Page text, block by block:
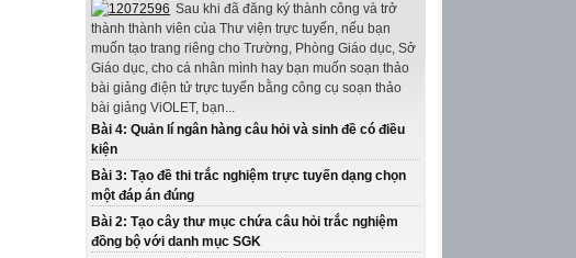
Sau khi đã đăng ký thành công và trở
thành thành viên của Thư viện trực tuyến, nếu bạn
muốn tạo trang riêng cho Trường, Phòng Giáo dục, Sở
Giáo dục, cho cá nhân mình hay bạn muốn soạn thảo
bài giảng điện tử trực tuyến bằng công cụ soạn thảo
bài giảng ViOLET, bạn...
Bài 4: Quản lí ngân hàng câu hỏi và sinh đề có điều
kiện
Bài 3: Tạo đề thi trắc nghiệm trực tuyến dạng chọn
một đáp án đúng
Bài 2: Tạo cây thư mục chứa câu hỏi trắc nghiệm
đồng bộ với danh mục SGK